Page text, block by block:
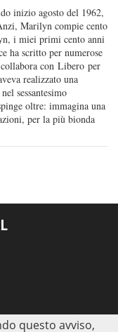
inizio agosto del 1962,
Marilyn compie cento
i miei primi cento anni
ha scritto per numerose
con Libero per
realizzato una
sessantesimo
oltre: immagina una
per la più bionda
questo avviso,